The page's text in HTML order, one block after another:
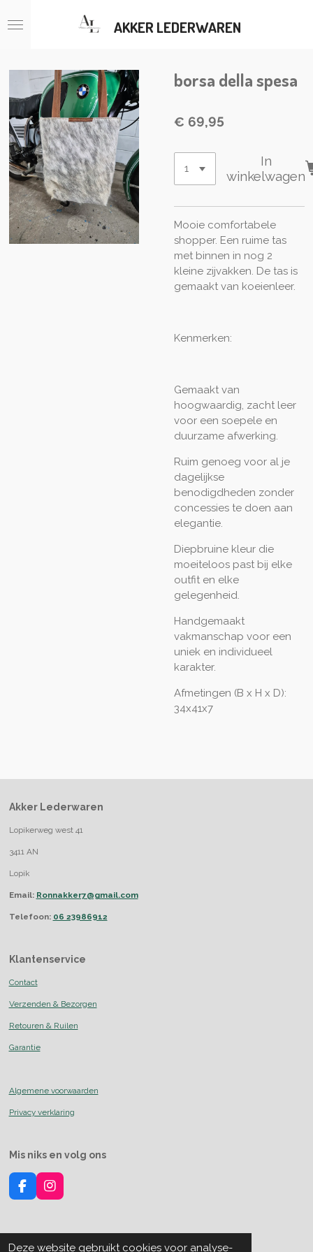
Deze website gebruikt cookies voor analyse-
direct
hoofdinhoud
AKKER LEDERWAREN
borsa della spesa
€ 69,95
In
winkelwagen
Mooie comfortabele
shopper. Een ruime tas
met binnen in nog 2
kleine zijvakken. De tas is
gemaakt van koeienleer.
Kenmerken:
Gemaakt van
hoogwaardig, zacht leer
voor een soepele en
duurzame afwerking.
Ruim genoeg voor al je
dagelijkse
benodigdheden zonder
concessies te doen aan
elegantie.
Diepbruine kleur die
moeiteloos past bij elke
outfit en elke
gelegenheid.
Handgemaakt
vakmanschap voor een
uniek en individueel
karakter.
Afmetingen (B x H x D):
34x41x7
Akker Lederwaren
Lopikerweg west 41
3411 AN
Lopik
Email: Ronnakker7@gmail.com
Telefoon: 06 23986912
Klantenservice
Contact
Verzenden & Bezorgen
Retouren & Ruilen
Garantie
Algemene voorwaarden
Privacy verklaring
Mis niks en volg ons
F
a
I
n
a
Over over mij